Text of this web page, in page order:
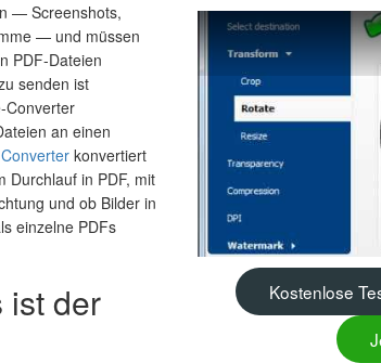
— Screenshots,
— und müssen
PDF-Dateien
senden ist
Converter
an einen
konvertiert
Durchlauf in PDF, mit
und ob Bilder in
einzelne PDFs
ist der
Kostenlose